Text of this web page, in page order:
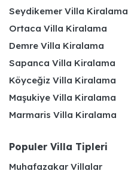
Seydikemer Villa Kiralama
Ortaca Villa Kiralama
Demre Villa Kiralama
Sapanca Villa Kiralama
Köyceğiz Villa Kiralama
Maşukiye Villa Kiralama
Marmaris Villa Kiralama
Populer Villa Tipleri
Muhafazakar Villalar